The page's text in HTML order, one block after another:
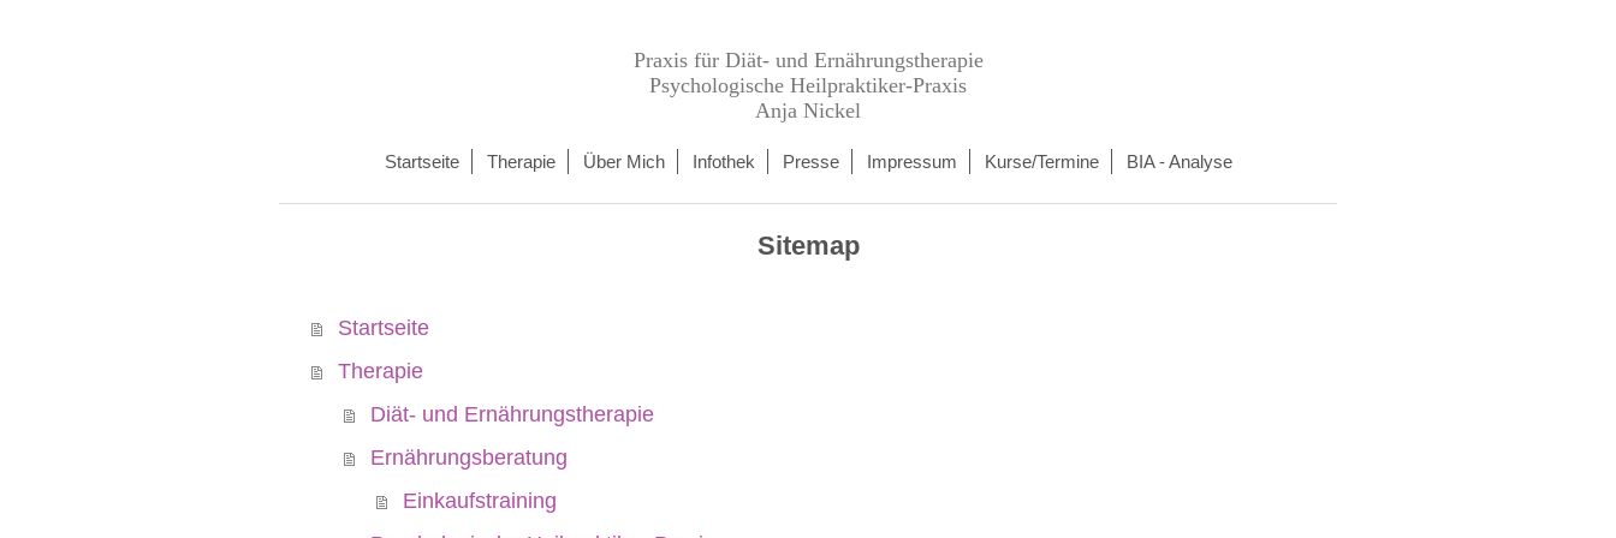
Praxis für Diät- und Ernährungstherapie
Psychologische Heilpraktiker-Praxis
Anja Nickel
Startseite Therapie Über Mich Infothek Presse Impressum Kurse/Termine BIA - Analyse
Sitemap
Startseite
Therapie
Diät- und Ernährungstherapie
Ernährungsberatung
Einkaufstraining